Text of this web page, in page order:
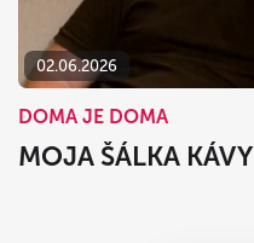
02.06.2026
DOMA JE DOMA
MOJA ŠÁLKA KÁVY